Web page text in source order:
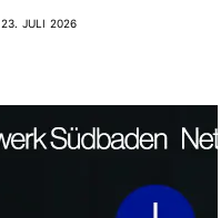
23. JULI 2026